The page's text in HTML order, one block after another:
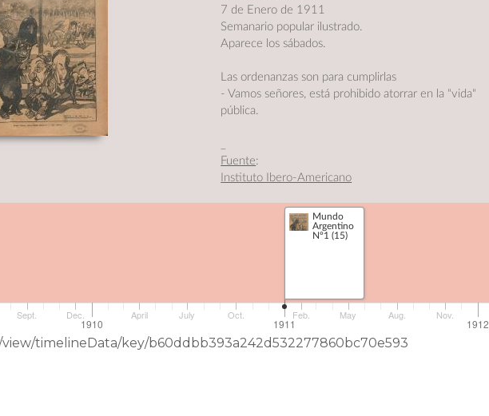
7 de Enero de 1911
Semanario popular ilustrado.
Aparece los sábados.
Las ordenanzas son para cumplirlas
- Vamos señores, está prohibido atorrar en la "vida"
pública.
Fuente:
Instituto Ibero-Americano
Mundo
Argentino
Nº1 (15)
1910 1911 1912
Sept. Dec. April July Oct. Feb. May Aug. Nov.
timelineData/key/b60ddbb393a242d532277860bc70e593